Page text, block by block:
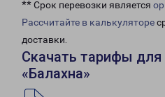
** Срок перевозки является
Рассчитайте в калькуляторе
доставки.
Скачать тарифы
«Балахна»